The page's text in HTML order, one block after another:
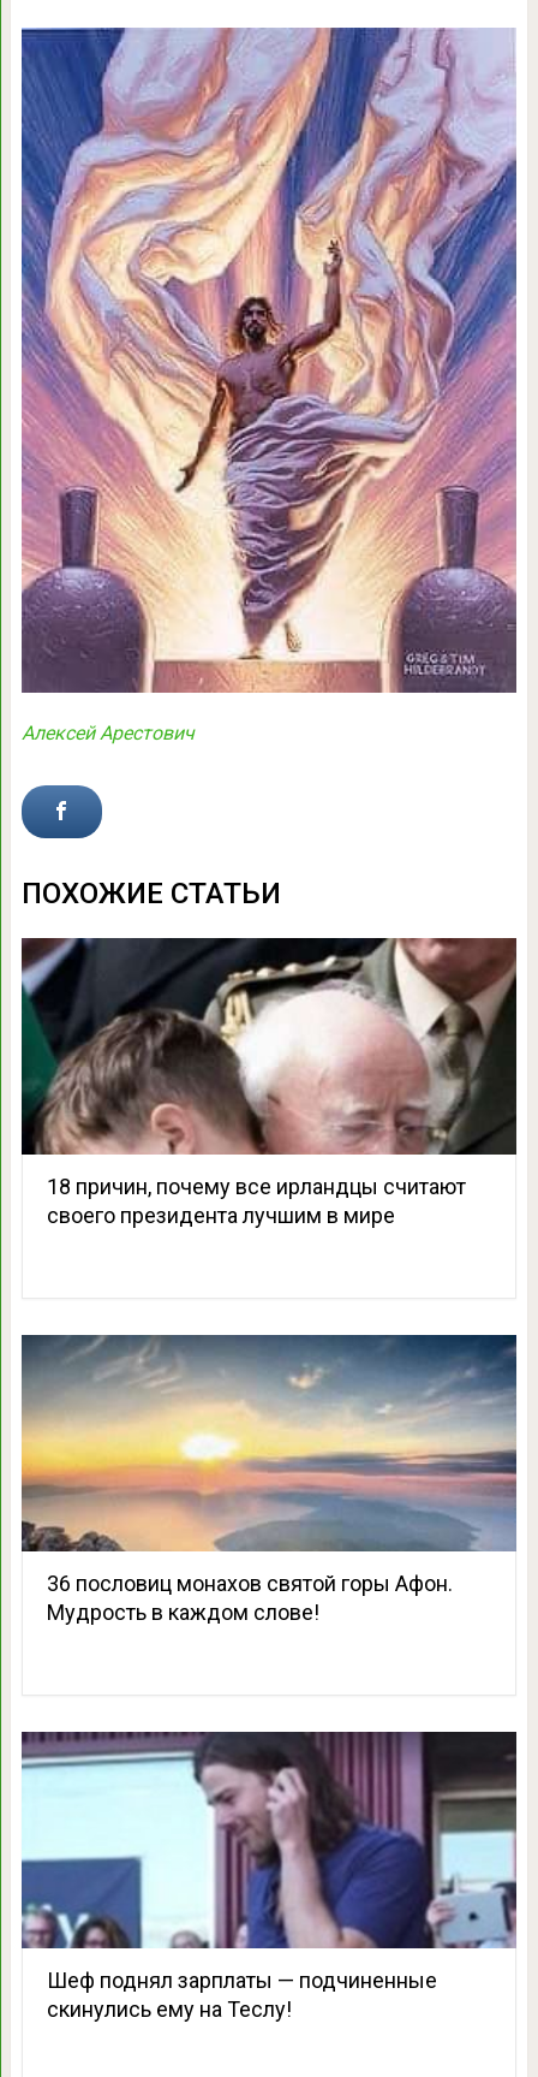
Алексей Арестович
ПОХОЖИЕ СТАТЬИ
18 причин, почему все ирландцы считают
своего президента лучшим в мире
36 пословиц монахов святой горы Афон.
Мудрость в каждом слове!
Шеф поднял зарплаты — подчиненные
скинулись ему на Теслу!